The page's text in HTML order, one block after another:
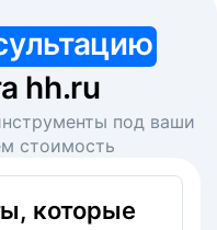
hh.ru
под ваши
стоимость
которые